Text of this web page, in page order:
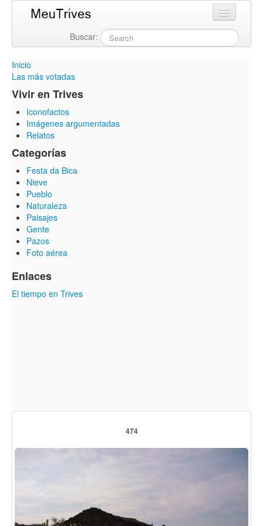
Buscar:
Inicio
Las más votadas
Vivir en Trives
Iconofactos
Imágenes argumentadas
Relatos
Categorías
Festa da Bica
Nieve
Pueblo
Naturaleza
Paisajes
Gente
Pazos
Foto aérea
Enlaces
El tiempo en Trives
474